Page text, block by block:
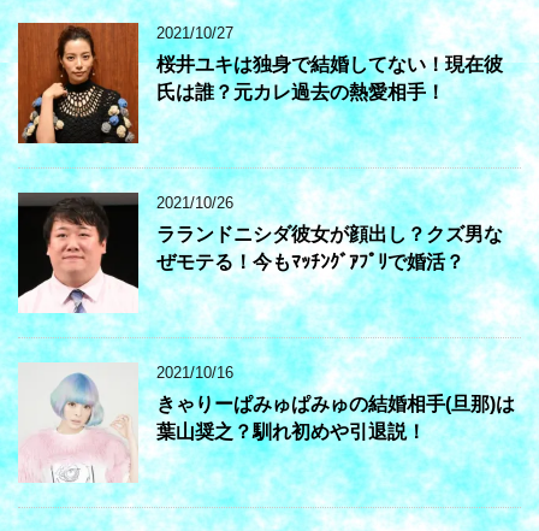
2021/10/27
桜井ユキは独身で結婚してない！現在彼
氏は誰？元カレ過去の熱愛相手！
2021/10/26
ラランドニシダ彼女が顔出し？クズ男な
ぜモテる！今もﾏｯﾁﾝｸﾞｱﾌﾟﾘで婚活？
2021/10/16
きゃりーぱみゅぱみゅの結婚相手(旦那)は
葉山奨之？馴れ初めや引退説！